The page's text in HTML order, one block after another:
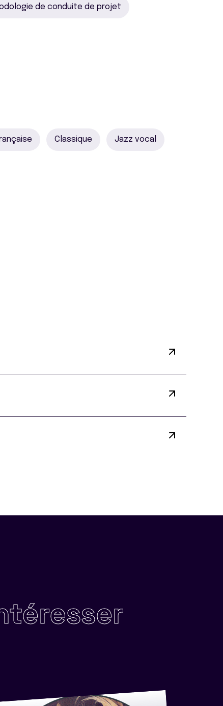
de conduite de projet
Classique Jazz vocal